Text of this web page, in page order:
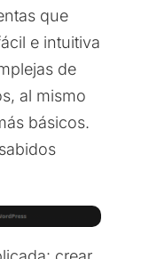
que
e intuitiva
de
al mismo
básicos.